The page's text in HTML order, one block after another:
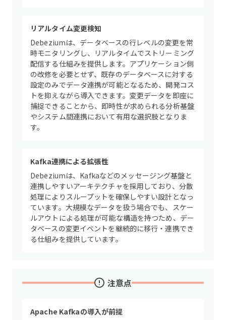
リアルタイム変更検知
Debeziumは、データベースの行レベルの変更を常
時モニタリングし、リアルタイムでストリーミング
配信する仕組みを提供します。アプリケーション側
の改修を必要とせず、既存のデータベースに対する
設定のみでデータ連携が可能となるため、開発コス
トを抑えながら導入できます。変更データを即座に
捕捉できることから、即時性が求められる分析基盤
やシステム間連携において有用な選択肢となりま
す。
Kafka連携による拡張性
Debeziumは、Kafkaなどのメッセージング基盤と
連携しやすいアーキテクチャを採用しており、分散
処理によりスループットを確保しやすい設計となっ
ています。大規模なデータを扱う場合でも、スケー
ルアウトによる処理が可能な構造を持つため、デー
タベースの変更イベントを継続的に移行・連携でき
る仕組みを提供しています。
注意点
Apache Kafkaの導入が前提